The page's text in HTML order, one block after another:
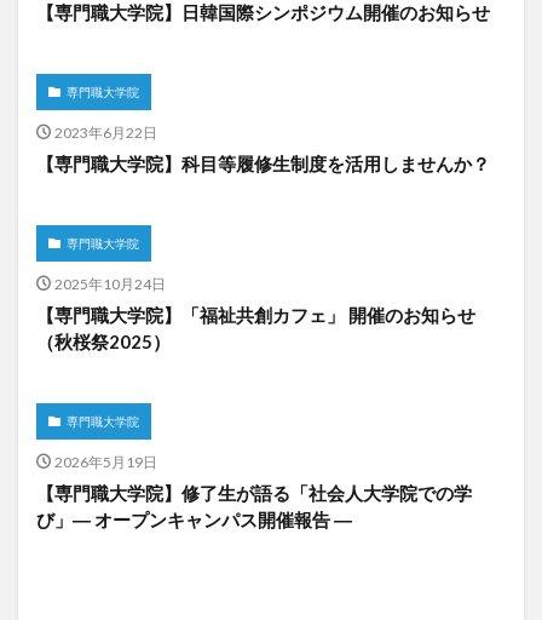
【専門職大学院】日韓国際シンポジウム開催のお知らせ
専門職大学院
2023年6月22日
【専門職大学院】科目等履修生制度を活用しませんか？
専門職大学院
2025年10月24日
【専門職大学院】「福祉共創カフェ」 開催のお知らせ
（秋桜祭2025）
専門職大学院
2026年5月19日
【専門職大学院】修了生が語る「社会人大学院での学
び」― オープンキャンパス開催報告 ―